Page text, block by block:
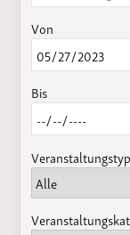
Von
Bis
Veranstaltungstyp